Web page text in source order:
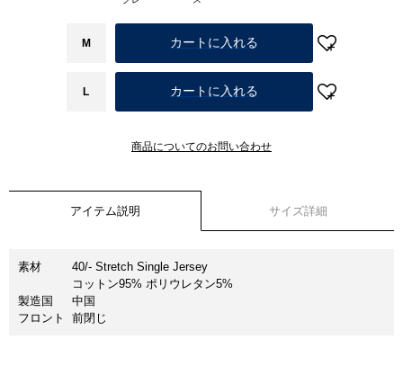
M カートに入れる
L カートに入れる
商品についてのお問い合わせ
アイテム説明 サイズ詳細
素材
40/- Stretch Single Jersey
コットン95% ポリウレタン5%
製造国
中国
フロント
前閉じ